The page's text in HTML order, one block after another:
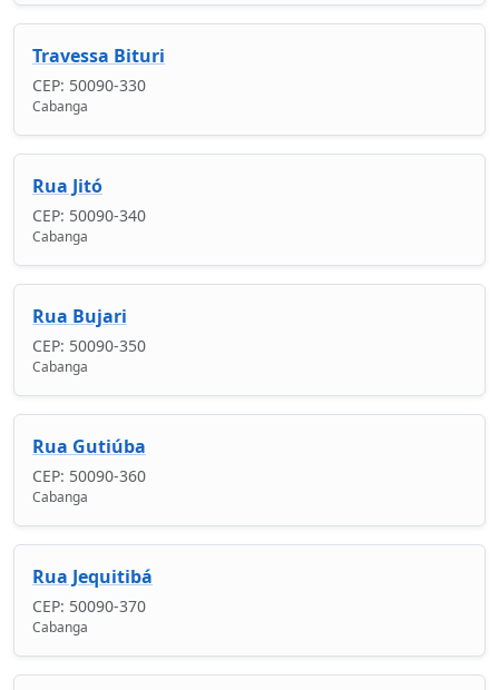
Travessa Bituri
CEP: 50090-330
Cabanga
Rua Jitó
CEP: 50090-340
Cabanga
Rua Bujari
CEP: 50090-350
Cabanga
Rua Gutiúba
CEP: 50090-360
Cabanga
Rua Jequitibá
CEP: 50090-370
Cabanga